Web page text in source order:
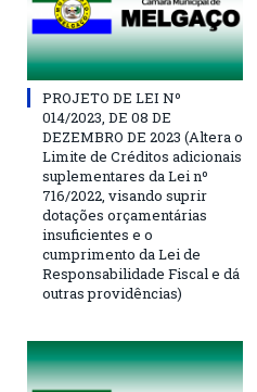
PROJETO DE LEI Nº
014/2023, DE 08 DE
DEZEMBRO DE 2023 (Altera o
Limite de Créditos adicionais
suplementares da Lei nº
716/2022, visando suprir
dotações orçamentárias
insuficientes e o
cumprimento da Lei de
Responsabilidade Fiscal e dá
outras providências)